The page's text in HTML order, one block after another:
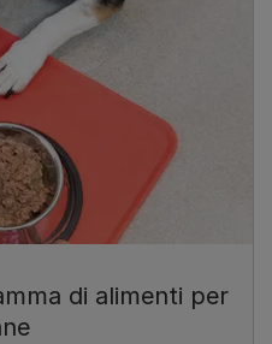
di alimenti per